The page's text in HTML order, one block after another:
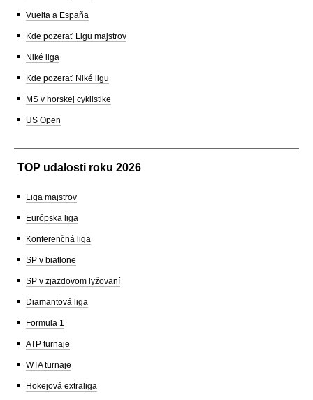
Vuelta a España
Kde pozerať Ligu majstrov
Niké liga
Kde pozerať Niké ligu
MS v horskej cyklistike
US Open
TOP udalosti roku 2026
Liga majstrov
Európska liga
Konferenčná liga
SP v biatlone
SP v zjazdovom lyžovaní
Diamantová liga
Formula 1
ATP turnaje
WTA turnaje
Hokejová extraliga